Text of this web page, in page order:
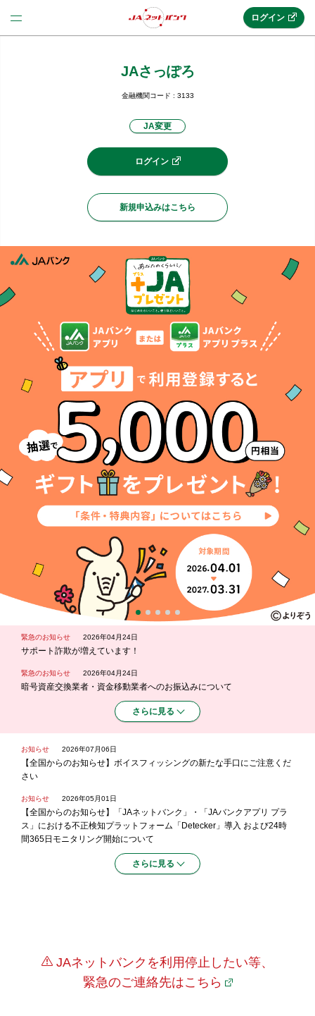
法人のお客様はこちら
新規申込み
JAネットバンクトップ
機能・サービス
セキュリティ
困った時は
ログイン
JAさっぽろ
金融機関コード : 3133
JA変更
ログイン
新規申込みはこちら
緊急のお知らせ 2026年04月24日
サポート詐欺が増えています！
緊急のお知らせ 2026年04月24日
暗号資産交換業者・資金移動業者へのお振込みについて
さらに見る
お知らせ 2026年07月06日
【全国からのお知らせ】ボイスフィッシングの新たな手口にご注意くだ
さい
お知らせ 2026年05月01日
【全国からのお知らせ】「JAネットバンク」・「JAバンクアプリ プラ
ス」における不正検知プラットフォーム「Detecker」導入 および24時
間365日モニタリング開始について
さらに見る
JAネットバンクを利用停止したい等、
緊急のご連絡先はこちら